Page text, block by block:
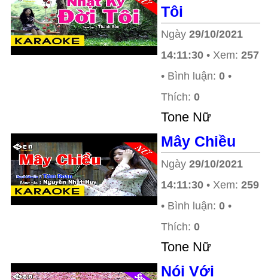
Tôi
Ngày 29/10/2021
14:11:30 • Xem: 257
• Bình luận: 0 •
Thích: 0
Tone Nữ
Mây Chiều
Ngày 29/10/2021
14:11:30 • Xem: 259
• Bình luận: 0 •
Thích: 0
Tone Nữ
Nói Với